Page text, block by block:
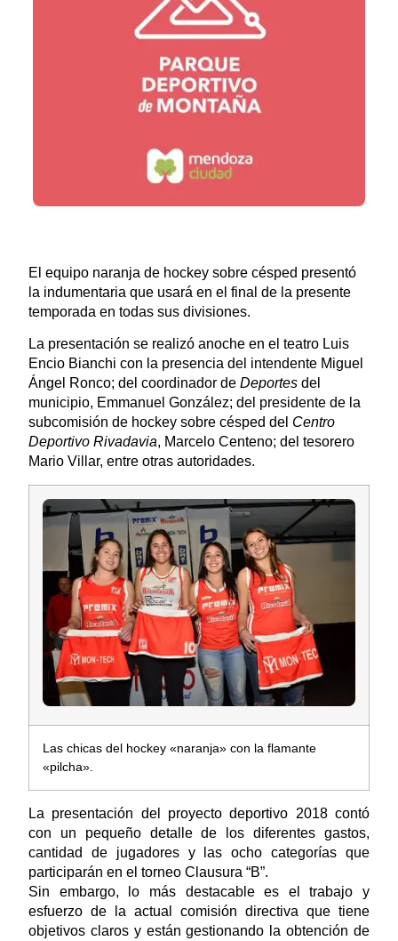
El equipo naranja de hockey sobre césped presentó
la indumentaria que usará en el final de la presente
temporada en todas sus divisiones.
La presentación se realizó anoche en el teatro Luis
Encio Bianchi con la presencia del intendente Miguel
Ángel Ronco; del coordinador de Deportes del
municipio, Emmanuel González; del presidente de la
subcomisión de hockey sobre césped del Centro
Deportivo Rivadavia, Marcelo Centeno; del tesorero
Mario Villar, entre otras autoridades.
Las chicas del hockey «naranja» con la flamante
«pilcha».
La presentación del proyecto deportivo 2018 contó
con un pequeño detalle de los diferentes gastos,
cantidad de jugadores y las ocho categorías que
participarán en el torneo Clausura “B”.
Sin embargo, lo más destacable es el trabajo y
esfuerzo de la actual comisión directiva que tiene
objetivos claros y están gestionando la obtención de